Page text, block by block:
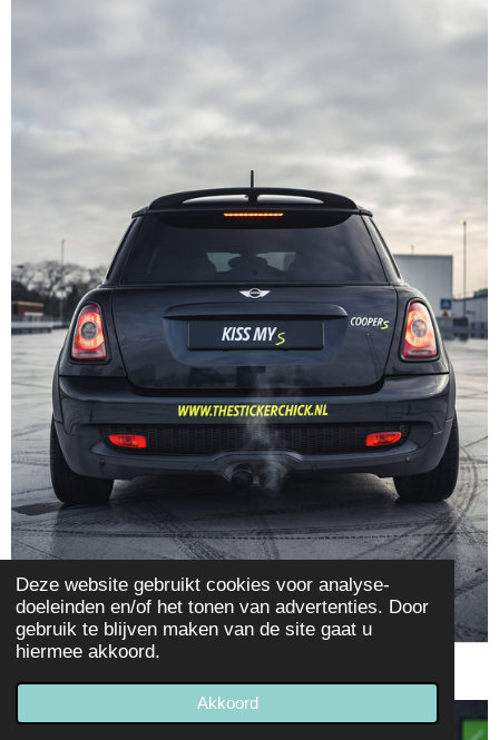
Deze website gebruikt cookies voor analyse-
doeleinden en/of het tonen van advertenties. Door
gebruik te blijven maken van de site gaat u
hiermee akkoord.
Akkoord